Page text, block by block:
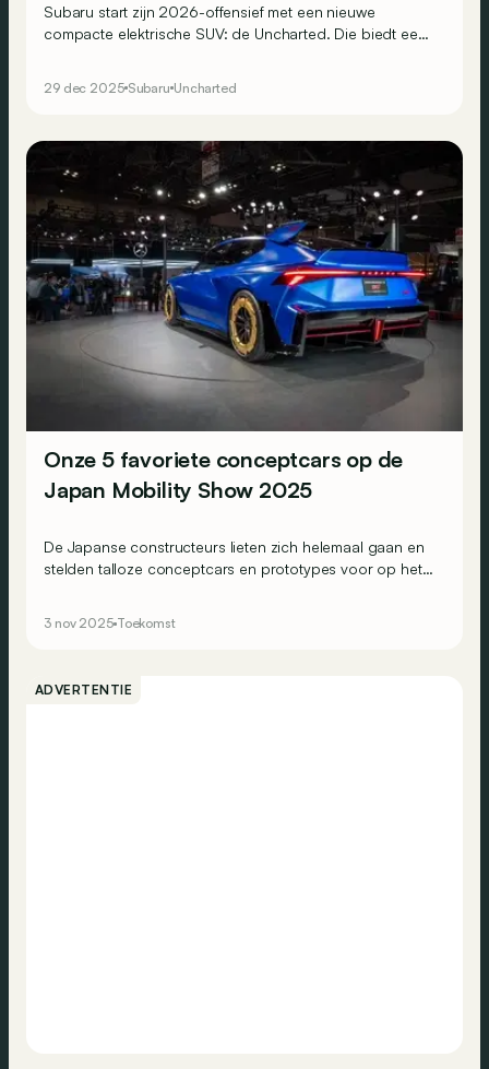
Subaru start zijn 2026-offensief met een nieuwe
compacte elektrische SUV: de Uncharted. Die biedt een
29 dec 2025 Subaru Uncharted
Onze 5 favoriete conceptcars op de
Japan Mobility Show 2025
De Japanse constructeurs lieten zich helemaal gaan en
stelden talloze conceptcars en prototypes voor op het
3 nov 2025 Toekomst
ADVERTENTIE